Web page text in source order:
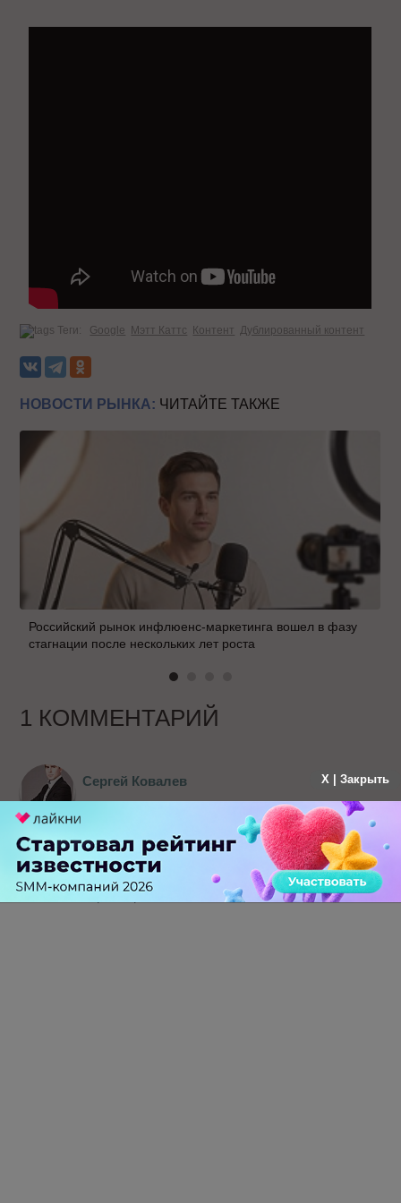
Теги: Google Мэтт Каттс Контент Дублированный контент
НОВОСТИ РЫНКА: ЧИТАЙТЕ ТАКЖЕ
Российский рынок инфлюенс-маркетинга вошел в фазу
стагнации после нескольких лет роста
1 КОММЕНТАРИЙ
Сергей Ковалев
Ну что что не наказывают это хорошо, но если
начнут то как они будут отличать спамовый это
контент или нет? Думаю вот тут то и начнутся
сложности с алгоритмами определения такого
параметра как качество.
X | Закрыть